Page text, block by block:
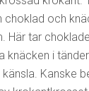
choklad och
Här tar
knäcken i
Kanske